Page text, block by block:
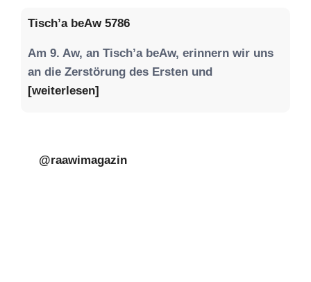
Tisch’a beAw 5786
Am 9. Aw, an Tisch’a beAw, erinnern wir uns
an die Zerstörung des Ersten und
[weiterlesen]
@raawimagazin